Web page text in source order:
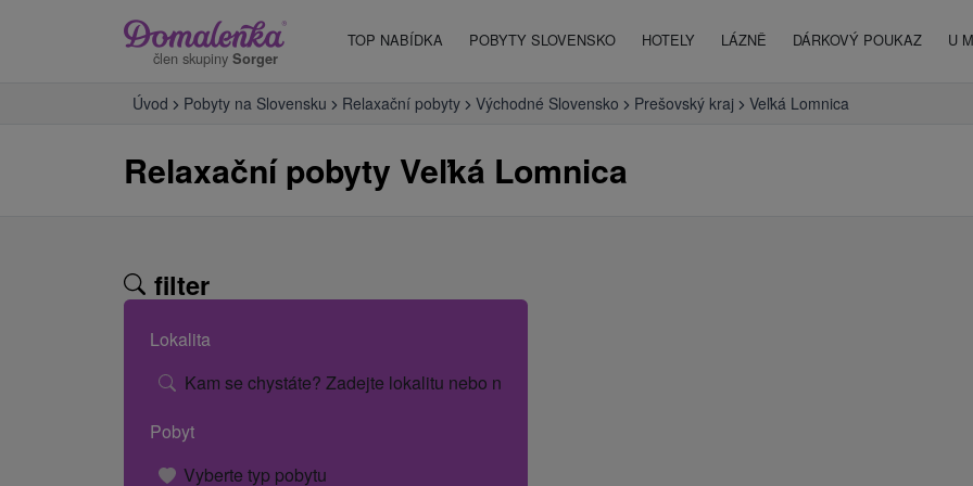
člen skupiny Sorger
TOP NABÍDKA POBYTY SLOVENSKO HOTELY LÁZNĚ DÁRKOVÝ POUKAZ U
Úvod Pobyty na Slovensku Relaxační pobyty Východné Slovensko Prešovský kraj Veľká Lomnica
Relaxační pobyty Veľká Lomnica
filter
Lokalita
Kam se chystáte? Zadejte lokalitu nebo název hotelu.
Pobyt
Vyberte typ pobytu